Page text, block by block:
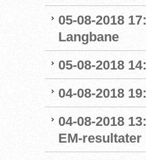
05-08-2018
Langbane
05-08-2018
04-08-2018
04-08-2018
EM-resultater